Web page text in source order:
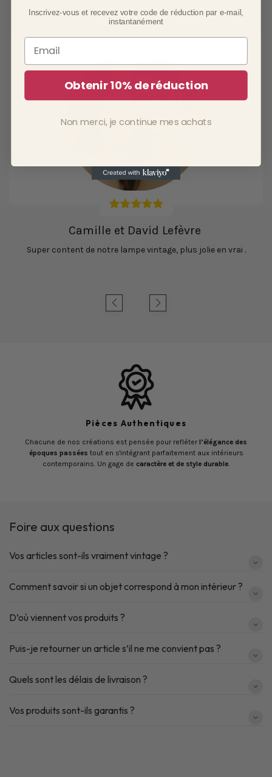
Camille et David Lefèvre
Super content de notre lampe vintage, plus jolie en vrai .
Pièces Authentiques
Chacune de nos créations est pensée pour refléter l’élégance des
époques passées tout en s'intégrant parfaitement aux intérieurs
contemporains. Un gage de caractère et de style durable.
Foire aux questions
Vos articles sont-ils vraiment vintage ?
Comment savoir si un objet correspond à mon intérieur ?
D’où viennent vos produits ?
Puis-je retourner un article s’il ne me convient pas ?
Quels sont les délais de livraison ?
Vos produits sont-ils garantis ?
Inscrivez-vous et recevez votre code de réduction par e-mail,
instantanément
Email
Obtenir 10% de réduction
Non merci, je continue mes achats